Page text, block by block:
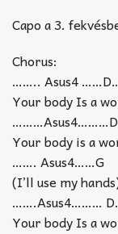
Capo a 3.
Chorus:
…….. Asus4
Your body Is a
………Asus4………D
Your body is a
……. Asus4……G
(I’ll use my
…….Asus4………
Your body Is a